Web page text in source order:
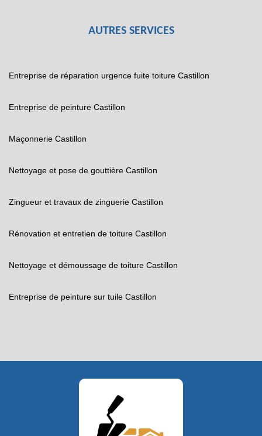
AUTRES SERVICES
Entreprise de réparation urgence fuite toiture Castillon
Entreprise de peinture Castillon
Maçonnerie Castillon
Nettoyage et pose de gouttière Castillon
Zingueur et travaux de zinguerie Castillon
Rénovation et entretien de toiture Castillon
Nettoyage et démoussage de toiture Castillon
Entreprise de peinture sur tuile Castillon